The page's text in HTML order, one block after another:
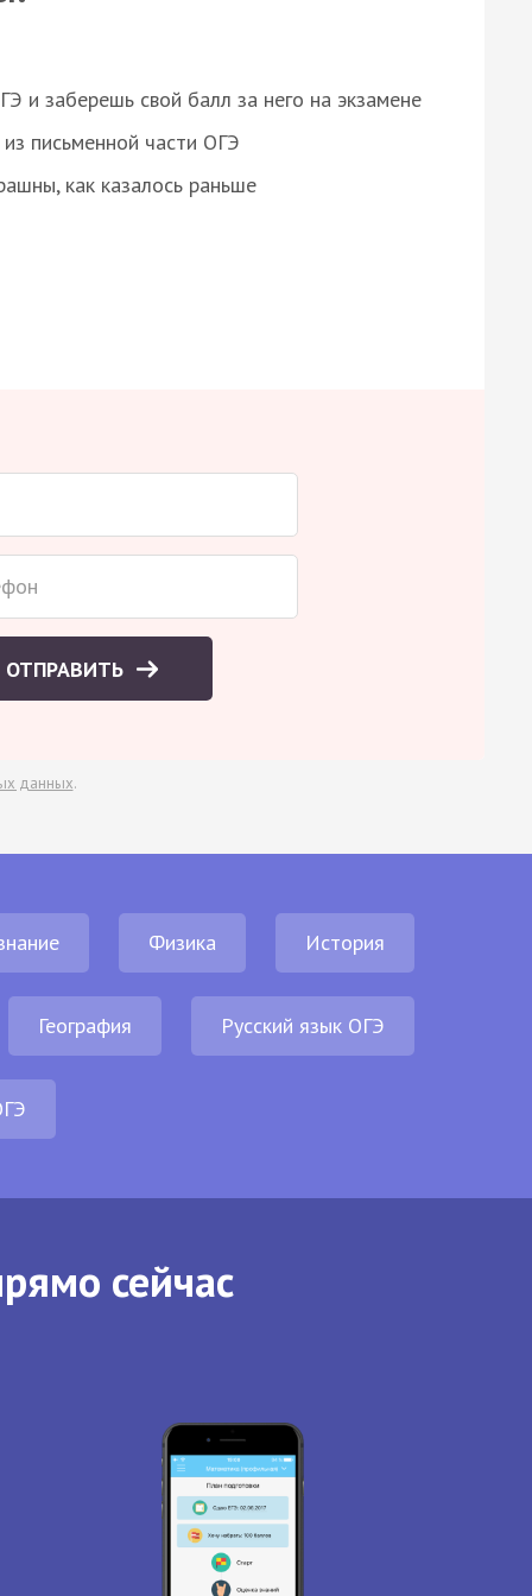
заберешь свой балл за него на экзамене
письменной части ОГЭ
как казалось раньше
ОТПРАВИТЬ
данных.
Физика История
География Русский язык ОГЭ
сейчас